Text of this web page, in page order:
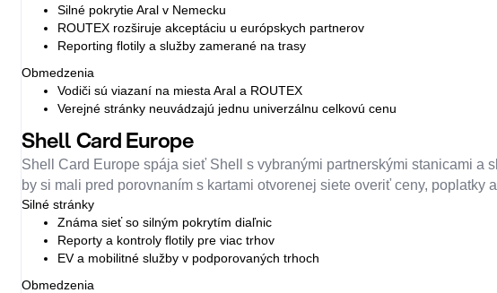
Silné pokrytie Aral v Nemecku
ROUTEX rozširuje akceptáciu u európskych partnerov
Reporting flotily a služby zamerané na trasy
Obmedzenia
Vodiči sú viazaní na miesta Aral a ROUTEX
Verejné stránky neuvádzajú jednu univerzálnu celkovú cenu
Shell Card Europe
Shell Card Europe spája sieť Shell s vybranými partnerskými stanicami a
by si mali pred porovnaním s kartami otvorenej siete overiť ceny, poplatky
Silné stránky
Známa sieť so silným pokrytím diaľnic
Reporty a kontroly flotily pre viac trhov
EV a mobilitné služby v podporovaných trhoch
Obmedzenia